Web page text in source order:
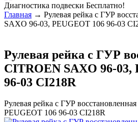
Диагностика подвески Бесплатно!
Главная → Рулевая рейка с ГУР
SAXO 96-03, PEUGEOT 106 96-03
Рулевая рейка с ГУР
CITROEN SAXO 96-03,
96-03 CI218R
Рулевая рейка с ГУР
PEUGEOT 106 96-03 CI218R